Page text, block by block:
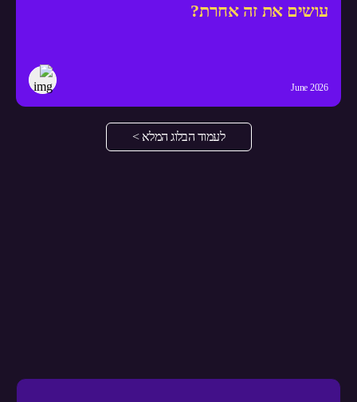
עושים את זה אחרת?
June 2026
לעמוד הבלוג המלא >